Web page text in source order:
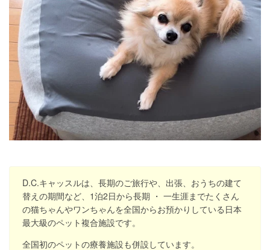
D.C.キャッスルは、長期のご旅行や、出張、おうちの建て
替えの期間など、1泊2日から長期 ・ 一生涯までたくさん
の猫ちゃんやワンちゃんを全国からお預かりしている日本
最大級のペット複合施設です。
全国初のペットの療養施設も併設しています。